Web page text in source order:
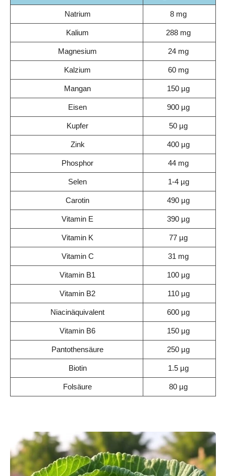
Natrium 8 mg
Kalium 288 mg
Magnesium 24 mg
Kalzium 60 mg
Mangan 150 µg
Eisen 900 µg
Kupfer 50 µg
Zink 400 µg
Phosphor 44 mg
Selen 1-4 µg
Carotin 490 µg
Vitamin E 390 µg
Vitamin K 77 µg
Vitamin C 31 mg
Vitamin B1 100 µg
Vitamin B2 110 µg
Niacinäquivalent 600 µg
Vitamin B6 150 µg
Pantothensäure 250 µg
Biotin 1.5 µg
Folsäure 80 µg